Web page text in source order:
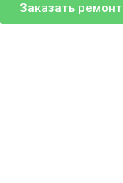
Заказать ремонт